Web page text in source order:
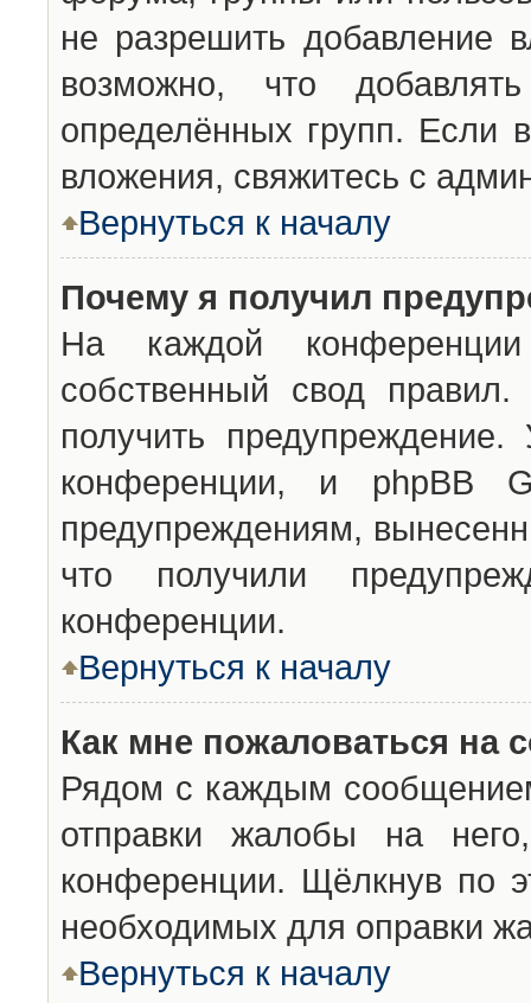
не разрешить добавление
возможно, что
определённых групп. Если
вложения, свяжитесь с
Вернуться к началу
Почему я получил
На каждой конференции
собственный свод
получить
конференции, и phpBB
предупреждениям,
что получили
конференции.
Вернуться к началу
Как мне пожаловаться на
Рядом с каждым
отправки жалобы на
конференции. Щёлкнув по
необходимых для оправки
Вернуться к началу